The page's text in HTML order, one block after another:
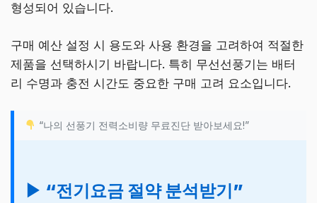
형성되어 있습니다.
구매 예산 설정 시 용도와 사용 환경을 고려하여 적절한
제품을 선택하시기 바랍니다. 특히 무선선풍기는 배터
리 수명과 충전 시간도 중요한 구매 고려 요소입니다.
“나의 선풍기 전력소비량 무료진단 받아보세요!”
▶ “전기요금 절약 분석받기”